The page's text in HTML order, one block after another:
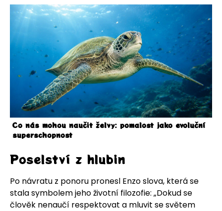
Co nás mohou naučit želvy: pomalost jako evoluční
superschopnost
Poselství z hlubin
Po návratu z ponoru pronesl Enzo slova, která se
stala symbolem jeho životní filozofie: „Dokud se
člověk nenaučí respektovat a mluvit se světem